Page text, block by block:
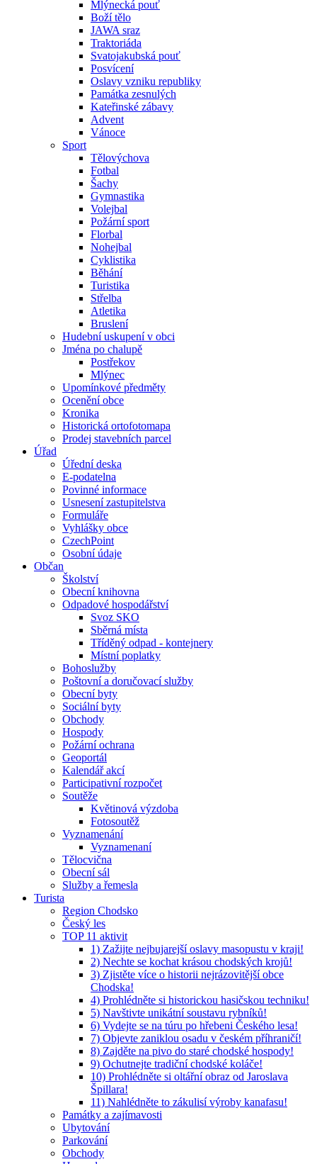
Mlýnecká pouť
Boží tělo
JAWA sraz
Traktoriáda
Svatojakubská pouť
Posvícení
Oslavy vzniku republiky
Památka zesnulých
Kateřinské zábavy
Advent
Vánoce
Sport
Tělovýchova
Fotbal
Šachy
Gymnastika
Volejbal
Požární sport
Florbal
Nohejbal
Cyklistika
Běhání
Turistika
Střelba
Atletika
Bruslení
Hudební uskupení v obci
Jména po chalupě
Postřekov
Mlýnec
Upomínkové předměty
Ocenění obce
Kronika
Historická ortofotomapa
Prodej stavebních parcel
Úřad
Úřední deska
E-podatelna
Povinné informace
Usnesení zastupitelstva
Formuláře
Vyhlášky obce
CzechPoint
Osobní údaje
Občan
Školství
Obecní knihovna
Odpadové hospodářství
Svoz SKO
Sběrná místa
Tříděný odpad - kontejnery
Místní poplatky
Bohoslužby
Poštovní a doručovací služby
Obecní byty
Sociální byty
Obchody
Hospody
Požární ochrana
Geoportál
Kalendář akcí
Participativní rozpočet
Soutěže
Květinová výzdoba
Fotosoutěž
Vyznamenání
Vyznamenaní
Tělocvična
Obecní sál
Služby a řemesla
Turista
Region Chodsko
Český les
TOP 11 aktivit
1) Zažijte nejbujarejší oslavy masopustu v kraji!
2) Nechte se kochat krásou chodských krojů!
3) Zjistěte více o historii nejrázovitější obce
Chodska!
4) Prohlédněte si historickou hasičskou techniku!
5) Navštivte unikátní soustavu rybníků!
6) Vydejte se na túru po hřebeni Českého lesa!
7) Objevte zaniklou osadu v českém příhraničí!
8) Zajděte na pivo do staré chodské hospody!
9) Ochutnejte tradiční chodské koláče!
10) Prohlédněte si oltářní obraz od Jaroslava
Špillara!
11) Nahlédněte to zákulisí výroby kanafasu!
Památky a zajímavosti
Ubytování
Parkování
Obchody